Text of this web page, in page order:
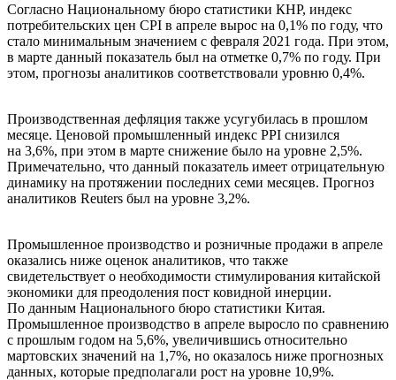
Согласно Национальному бюро статистики КНР, индекс
потребительских цен CPI в апреле вырос на 0,1% по году, что
стало минимальным значением с февраля 2021 года. При этом,
в марте данный показатель был на отметке 0,7% по году. При
этом, прогнозы аналитиков соответствовали уровню 0,4%.
Производственная дефляция также усугубилась в прошлом
месяце. Ценовой промышленный индекс PPI снизился
на 3,6%, при этом в марте снижение было на уровне 2,5%.
Примечательно, что данный показатель имеет отрицательную
динамику на протяжении последних семи месяцев. Прогноз
аналитиков Reuters был на уровне 3,2%.
Промышленное производство и розничные продажи в апреле
оказались ниже оценок аналитиков, что также
свидетельствует о необходимости стимулирования китайской
экономики для преодоления пост ковидной инерции.
По данным Национального бюро статистики Китая.
Промышленное производство в апреле выросло по сравнению
с прошлым годом на 5,6%, увеличившись относительно
мартовских значений на 1,7%, но оказалось ниже прогнозных
данных, которые предполагали рост на уровне 10,9%.